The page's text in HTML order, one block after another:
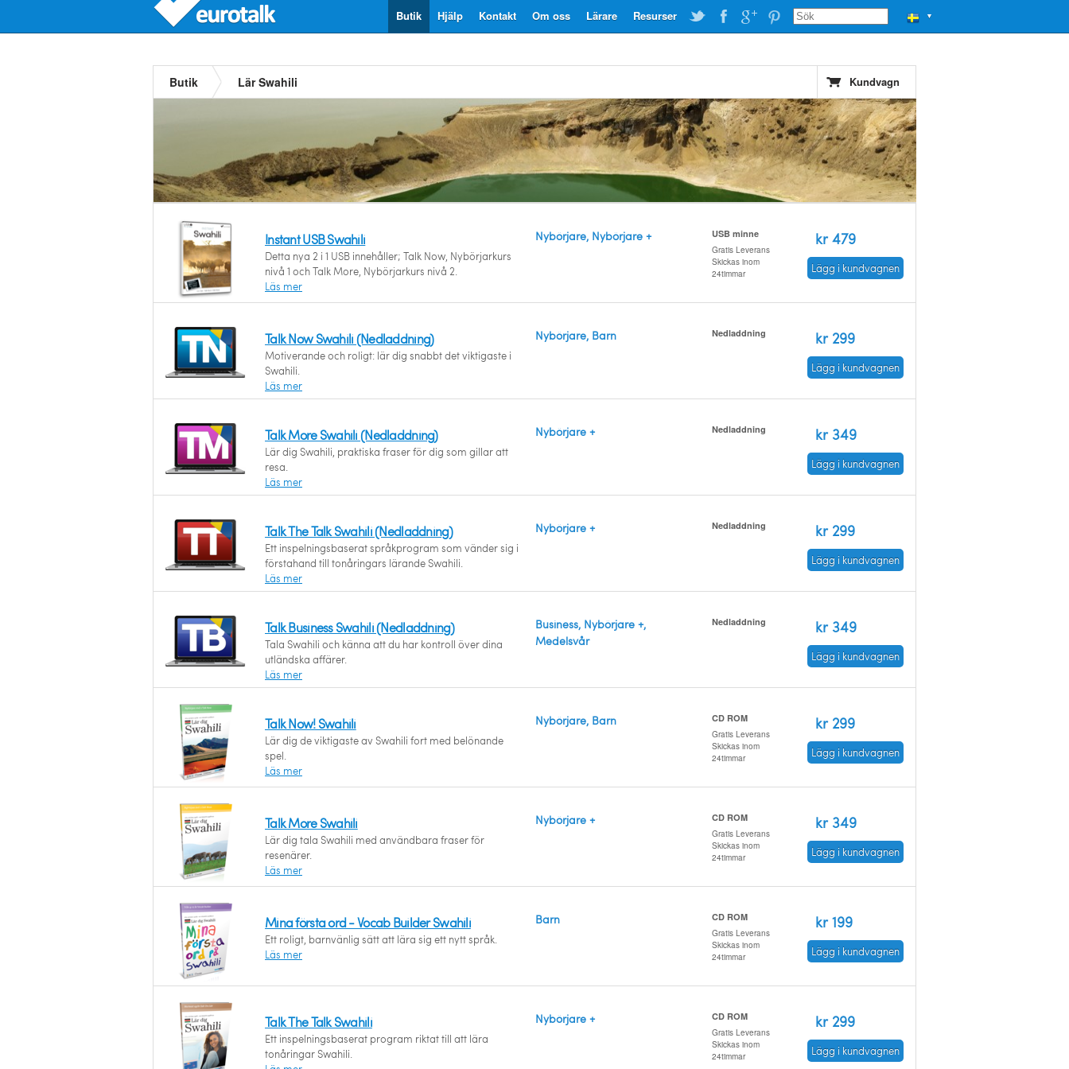
▼
Resurser
Lärare
Om oss
Kontakt
Hjälp
Butik
Butik Lär Swahili Kundvagn
Instant USB Swahili
Detta nya 2 i 1 USB innehåller; Talk Now, Nybörjarkurs
nivå 1 och Talk More, Nybörjarkurs nivå 2.
Läs mer
Nybörjare, Nybörjare + USB minne
Gratis Leverans
Skickas inom
24timmar
kr 479
Lägg i kundvagnen
Talk Now Swahili (Nedladdning)
Motiverande och roligt: lär dig snabbt det viktigaste i
Swahili.
Läs mer
Nybörjare, Barn Nedladdning kr 299
Lägg i kundvagnen
Talk More Swahili (Nedladdning)
Lär dig Swahili, praktiska fraser för dig som gillar att
resa.
Läs mer
Nybörjare + Nedladdning kr 349
Lägg i kundvagnen
Talk The Talk Swahili (Nedladdning)
Ett inspelningsbaserat språkprogram som vänder sig i
förstahand till tonåringars lärande Swahili.
Läs mer
Nybörjare + Nedladdning kr 299
Lägg i kundvagnen
Talk Business Swahili (Nedladdning)
Tala Swahili och känna att du har kontroll över dina
utländska affärer.
Läs mer
Business, Nybörjare +,
Medelsvår
Nedladdning kr 349
Lägg i kundvagnen
Talk Now! Swahili
Lär dig de viktigaste av Swahili fort med belönande
spel.
Läs mer
Nybörjare, Barn CD ROM
Gratis Leverans
Skickas inom
24timmar
kr 299
Lägg i kundvagnen
Talk More Swahili
Lär dig tala Swahili med användbara fraser för
resenärer.
Läs mer
Nybörjare + CD ROM
Gratis Leverans
Skickas inom
24timmar
kr 349
Lägg i kundvagnen
Mina första ord - Vocab Builder Swahili
Ett roligt, barnvänlig sätt att lära sig ett nytt språk.
Läs mer
Barn CD ROM
Gratis Leverans
Skickas inom
24timmar
kr 199
Lägg i kundvagnen
Talk The Talk Swahili
Ett inspelningsbaserat program riktat till att lära
tonåringar Swahili.
Nybörjare + CD ROM
Gratis Leverans
Skickas inom
24timmar
kr 299
Lägg i kundvagnen